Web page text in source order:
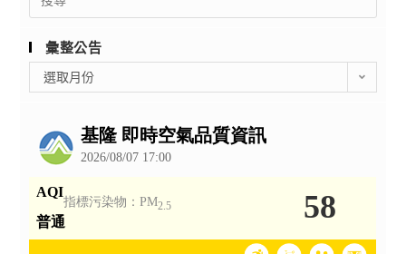
for:
彙整公告
整
選取月份